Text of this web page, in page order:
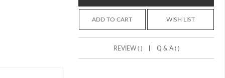
ADD TO CART WISH LIST
REVIEW ( ) Q & A ( )